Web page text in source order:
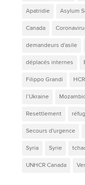
Apatridie Asylum
Canada
demandeurs d'asile
déplacés internes
Filippo Grandi HCR
l’Ukraine
Resettlement
Secours d'urgence
Syria Syrie
UNHCR Canada